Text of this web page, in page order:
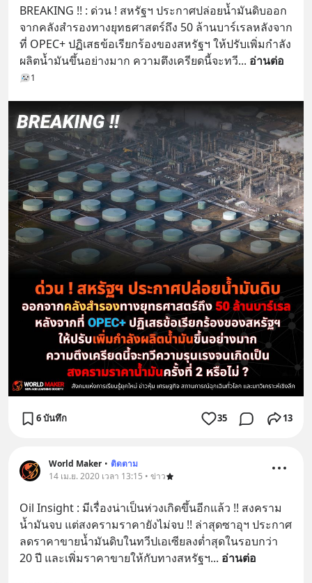
BREAKING !! : ด่วน ! สหรัฐฯ ประกาศปล่อยน้ำมันดิบออก
จากคลังสำรองทางยุทธศาสตร์ถึง 50 ล้านบาร์เรลหลังจาก
ที่ OPEC+ ปฏิเสธข้อเรียกร้องของสหรัฐฯ ให้ปรับเพิ่มกำลัง
ผลิตน้ำมันขึ้นอย่างมาก ความตึงเครียดนี้จะทวี... อ่านต่อ
1
6 บันทึก 35 13
World Maker • ติดตาม
14 เม.ย. 2020 เวลา 13:15 • ข่าว
Oil Insight : มีเรื่องน่าเป็นห่วงเกิดขึ้นอีกแล้ว !! สงคราม
น้ำมันจบ แต่สงครามราคายังไม่จบ !! ล่าสุดซาอุฯ ประกาศ
ลดราคาขายน้ำมันดิบในทวีปเอเซียลงต่ำสุดในรอบกว่า
20 ปี และเพิ่มราคาขายให้กับทางสหรัฐฯ... อ่านต่อ